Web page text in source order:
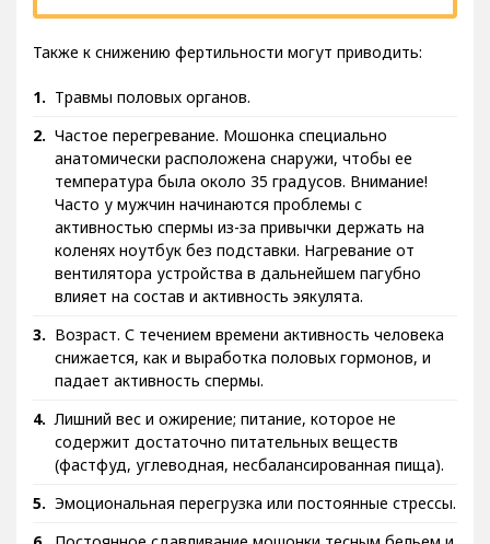
Также к снижению фертильности могут приводить:
Травмы половых органов.
Частое перегревание. Мошонка специально
анатомически расположена снаружи, чтобы ее
температура была около 35 градусов. Внимание!
Часто у мужчин начинаются проблемы с
активностью спермы из-за привычки держать на
коленях ноутбук без подставки. Нагревание от
вентилятора устройства в дальнейшем пагубно
влияет на состав и активность эякулята.
Возраст. С течением времени активность человека
снижается, как и выработка половых гормонов, и
падает активность спермы.
Лишний вес и ожирение; питание, которое не
содержит достаточно питательных веществ
(фастфуд, углеводная, несбалансированная пища).
Эмоциональная перегрузка или постоянные стрессы.